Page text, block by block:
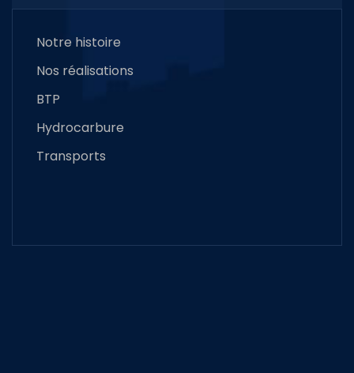
Notre histoire
Nos réalisations
BTP
Hydrocarbure
Transports